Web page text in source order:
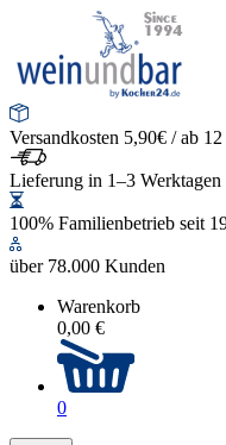
Versandkosten 5,90€ / ab
Lieferung in 1–3 Werktagen
100% Familienbetrieb seit
über 78.000 Kunden
Warenkorb
0,00 €
0